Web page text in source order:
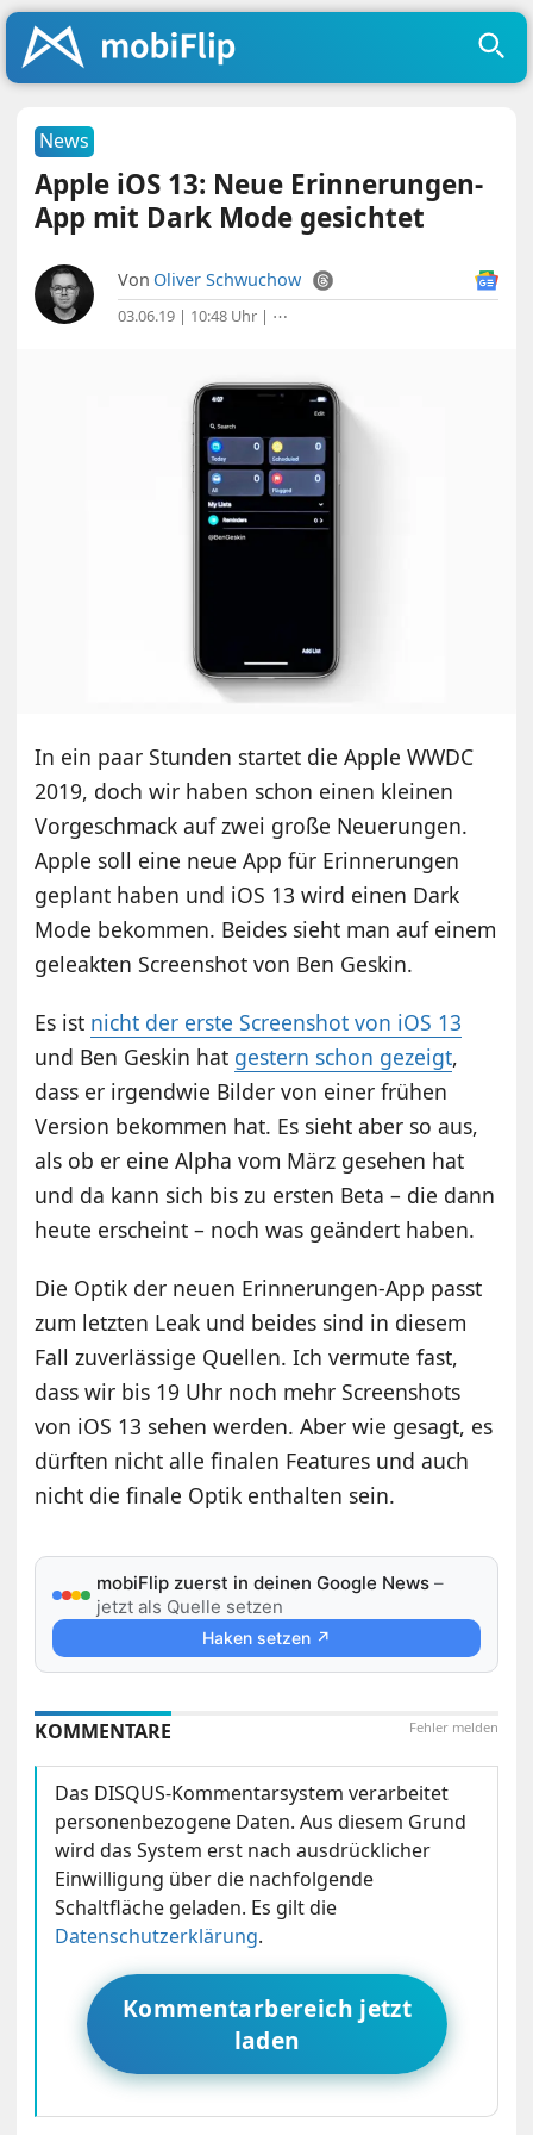
News
Apple iOS 13: Neue Erinnerungen-
App mit Dark Mode gesichtet
Von Oliver Schwuchow
03.06.19 | 10:48 Uhr | ⋯
In ein paar Stunden startet die Apple WWDC
2019, doch wir haben schon einen kleinen
Vorgeschmack auf zwei große Neuerungen.
Apple soll eine neue App für Erinnerungen
geplant haben und iOS 13 wird einen Dark
Mode bekommen. Beides sieht man auf einem
geleakten Screenshot von Ben Geskin.
Es ist nicht der erste Screenshot von iOS 13
und Ben Geskin hat gestern schon gezeigt,
dass er irgendwie Bilder von einer frühen
Version bekommen hat. Es sieht aber so aus,
als ob er eine Alpha vom März gesehen hat
und da kann sich bis zu ersten Beta – die dann
heute erscheint – noch was geändert haben.
Die Optik der neuen Erinnerungen-App passt
zum letzten Leak und beides sind in diesem
Fall zuverlässige Quellen. Ich vermute fast,
dass wir bis 19 Uhr noch mehr Screenshots
von iOS 13 sehen werden. Aber wie gesagt, es
dürften nicht alle finalen Features und auch
nicht die finale Optik enthalten sein.
mobiFlip zuerst in deinen Google News –
jetzt als Quelle setzen
Haken setzen ↗
Fehler melden
KOMMENTARE
Das DISQUS-Kommentarsystem verarbeitet
personenbezogene Daten. Aus diesem Grund
wird das System erst nach ausdrücklicher
Einwilligung über die nachfolgende
Schaltfläche geladen. Es gilt die
Datenschutzerklärung.
Kommentarbereich jetzt
laden